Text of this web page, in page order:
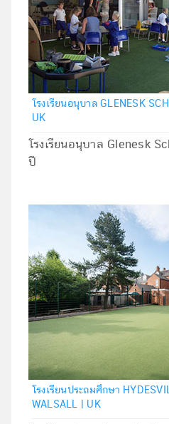
โรงเรียนอนุบาล GLENESK
UK
โรงเรียนอนุบาล Glenesk
ปี
โรงเรียนประถมศึกษา
WALSALL | UK